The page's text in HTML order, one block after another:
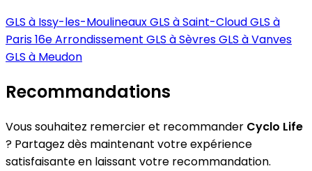
GLS à Issy-les-MoulineauxGLS à Saint-CloudGLS à
Paris 16e Arrondissement GLS à SèvresGLS à Vanves
GLS à Meudon
Recommandations
Vous souhaitez remercier et recommander Cyclo Life
? Partagez dès maintenant votre expérience
satisfaisante en laissant votre recommandation.